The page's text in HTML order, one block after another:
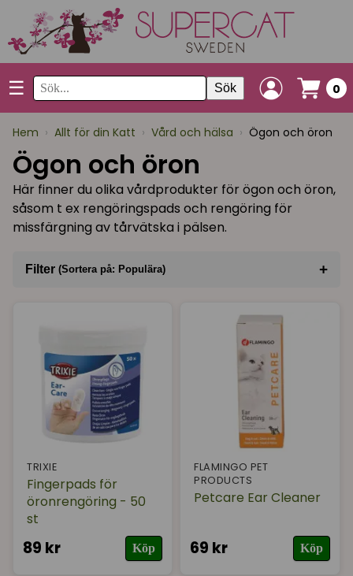
☰ Sök 0
Hem › Allt för din Katt › Vård och hälsa › Ögon och öron
Ögon och öron
Här finner du olika vårdprodukter för ögon och öron,
såsom t ex rengöringspads och rengöring för
missfärgning av tårvätska i pälsen.
Filter (Sortera på: Populära) +
I lager
TRIXIE
Fingerpads för
öronrengöring - 50
st
89 kr Köp
FLAMINGO PET
PRODUCTS
Petcare Ear Cleaner
69 kr Köp